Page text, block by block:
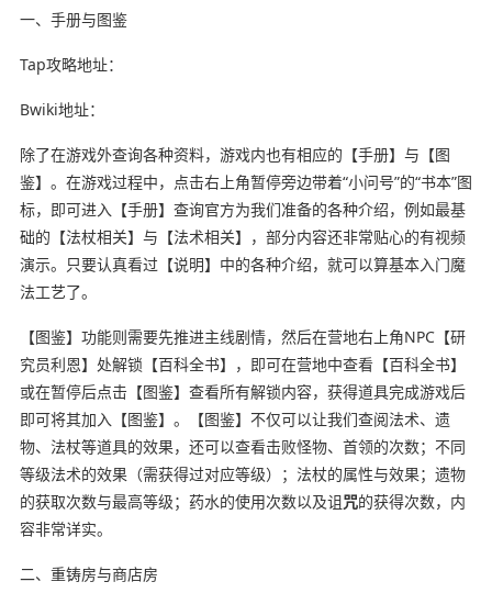
一、手册与图鉴
Tap攻略地址：
Bwiki地址：
除了在游戏外查询各种资料，游戏内也有相应的【手册】与【图
鉴】。在游戏过程中，点击右上角暂停旁边带着“小问号”的“书本”图
标，即可进入【手册】查询官方为我们准备的各种介绍，例如最基
础的【法杖相关】与【法术相关】，部分内容还非常贴心的有视频
演示。只要认真看过【说明】中的各种介绍，就可以算基本入门魔
法工艺了。
【图鉴】功能则需要先推进主线剧情，然后在营地右上角NPC【研
究员利恩】处解锁【百科全书】，即可在营地中查看【百科全书】
或在暂停后点击【图鉴】查看所有解锁内容，获得道具完成游戏后
即可将其加入【图鉴】。【图鉴】不仅可以让我们查阅法术、遗
物、法杖等道具的效果，还可以查看击败怪物、首领的次数；不同
等级法术的效果（需获得过对应等级）；法杖的属性与效果；遗物
的获取次数与最高等级；药水的使用次数以及诅咒的获得次数，内
容非常详实。
二、重铸房与商店房